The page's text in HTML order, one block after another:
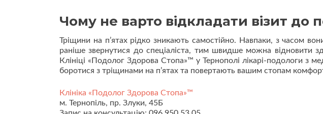
Чому не варто відкладати візит до
Тріщини на п’ятах рідко зникають самостійно. Навпаки, з часом
раніше звернутися до спеціаліста, тим швидше можна відновити
Клініці «Подолог Здорова Стопа»™ у Тернополі лікарі-подологи з
боротися з тріщинами на п’ятах та повертають вашим стопам
Клініка «Подолог Здорова Стопа»™
м. Тернопіль, пр. Злуки, 45Б